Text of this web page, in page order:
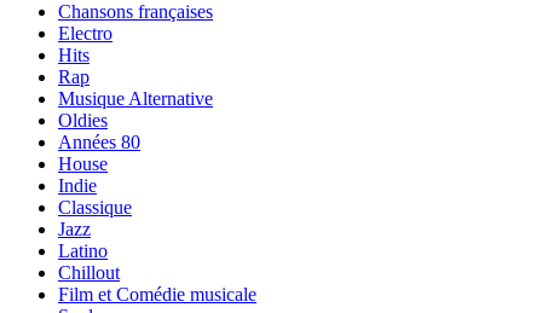
Chansons françaises
Electro
Hits
Rap
Musique Alternative
Oldies
Années 80
House
Indie
Classique
Jazz
Latino
Chillout
Film et Comédie musicale